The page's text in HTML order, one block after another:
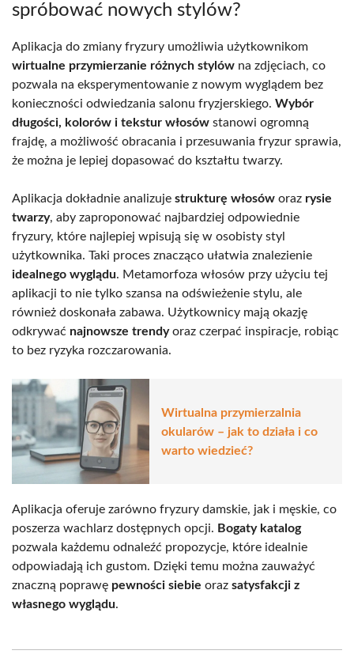
spróbować nowych stylów?
Aplikacja do zmiany fryzury umożliwia użytkownikom
wirtualne przymierzanie różnych stylów na zdjęciach, co
pozwala na eksperymentowanie z nowym wyglądem bez
konieczności odwiedzania salonu fryzjerskiego. Wybór
długości, kolorów i tekstur włosów stanowi ogromną
frajdę, a możliwość obracania i przesuwania fryzur sprawia,
że można je lepiej dopasować do kształtu twarzy.
Aplikacja dokładnie analizuje strukturę włosów oraz rysie
twarzy, aby zaproponować najbardziej odpowiednie
fryzury, które najlepiej wpisują się w osobisty styl
użytkownika. Taki proces znacząco ułatwia znalezienie
idealnego wyglądu. Metamorfoza włosów przy użyciu tej
aplikacji to nie tylko szansa na odświeżenie stylu, ale
również doskonała zabawa. Użytkownicy mają okazję
odkrywać najnowsze trendyoraz czerpać inspiracje, robiąc
to bez ryzyka rozczarowania.
Wirtualna przymierzalnia
okularów – jak to działa i co
warto wiedzieć?
Aplikacja oferuje zarówno fryzury damskie, jak i męskie, co
poszerza wachlarz dostępnych opcji. Bogaty katalog
pozwala każdemu odnaleźć propozycje, które idealnie
odpowiadają ich gustom. Dzięki temu można zauważyć
znaczną poprawę pewności siebie oraz satysfakcji z
własnego wyglądu.